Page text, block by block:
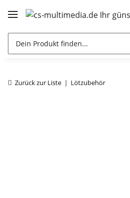
Zurück zur Liste Lötzubehör